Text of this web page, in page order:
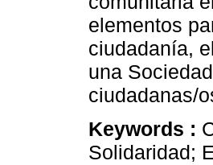
elementos
ciudadanía,
una
ciudadanas/
Keywords :
Solidaridad;